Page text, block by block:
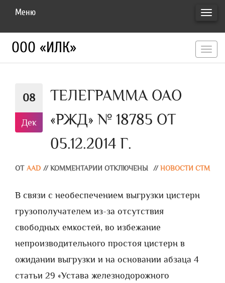
Меню
ООО «ИЛК»
08
Дек
ТЕЛЕГРАММА ОАО
«РЖД» № 18785 ОТ
05.12.2014 Г.
ОТ AAD // КОММЕНТАРИИ ОТКЛЮЧЕНЫ // НОВОСТИ СТМ
В связи с необеспечением выгрузки цистерн
грузополучателем из-за отсутствия
свободных емкостей, во избежание
непроизводительного простоя цистерн в
ожидании выгрузки и на основании абзаца 4
статьи 29 «Устава железнодорожного